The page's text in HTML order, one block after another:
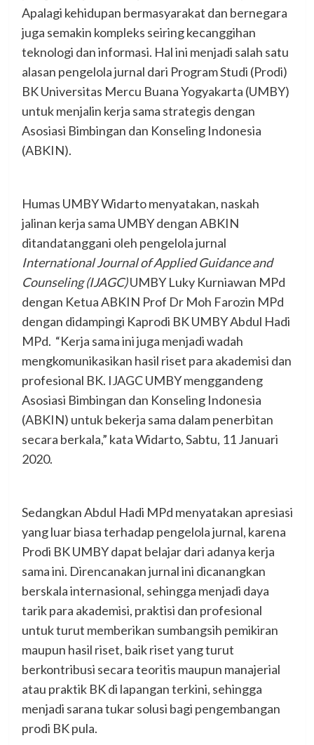
Apalagi kehidupan bermasyarakat dan bernegara
juga semakin kompleks seiring kecanggihan
teknologi dan informasi. Hal ini menjadi salah satu
alasan pengelola jurnal dari Program Studi (Prodi)
BK Universitas Mercu Buana Yogyakarta (UMBY)
untuk menjalin kerja sama strategis dengan
Asosiasi Bimbingan dan Konseling Indonesia
(ABKIN).
Humas UMBY Widarto menyatakan, naskah
jalinan kerja sama UMBY dengan ABKIN
ditandatanggani oleh pengelola jurnal
International Journal of Applied Guidance and
Counseling (IJAGC)UMBY Luky Kurniawan MPd
dengan Ketua ABKIN Prof Dr Moh Farozin MPd
dengan didampingi Kaprodi BK UMBY Abdul Hadi
MPd. “Kerja sama ini juga menjadi wadah
mengkomunikasikan hasil riset para akademisi dan
profesional BK. IJAGC UMBY menggandeng
Asosiasi Bimbingan dan Konseling Indonesia
(ABKIN) untuk bekerja sama dalam penerbitan
secara berkala,” kata Widarto, Sabtu, 11 Januari
2020.
Sedangkan Abdul Hadi MPd menyatakan apresiasi
yang luar biasa terhadap pengelola jurnal, karena
Prodi BK UMBY dapat belajar dari adanya kerja
sama ini. Direncanakan jurnal ini dicanangkan
berskala internasional, sehingga menjadi daya
tarik para akademisi, praktisi dan profesional
untuk turut memberikan sumbangsih pemikiran
maupun hasil riset, baik riset yang turut
berkontribusi secara teoritis maupun manajerial
atau praktik BK di lapangan terkini, sehingga
menjadi sarana tukar solusi bagi pengembangan
prodi BK pula.